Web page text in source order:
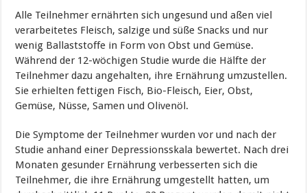
Alle Teilnehmer ernährten sich ungesund und aßen viel
verarbeitetes Fleisch, salzige und süße Snacks und nur
wenig Ballaststoffe in Form von Obst und Gemüse.
Während der 12-wöchigen Studie wurde die Hälfte der
Teilnehmer dazu angehalten, ihre Ernährung umzustellen.
Sie erhielten fettigen Fisch, Bio-Fleisch, Eier, Obst,
Gemüse, Nüsse, Samen und Olivenöl.
Die Symptome der Teilnehmer wurden vor und nach der
Studie anhand einer Depressionsskala bewertet. Nach drei
Monaten gesunder Ernährung verbesserten sich die
Teilnehmer, die ihre Ernährung umgestellt hatten, um